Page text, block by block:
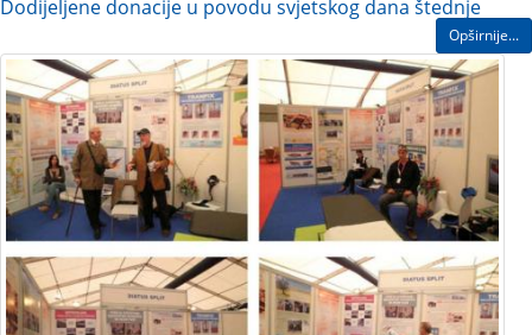
Dodijeljene donacije u povodu svjetskog dana štednje
Opširnije...